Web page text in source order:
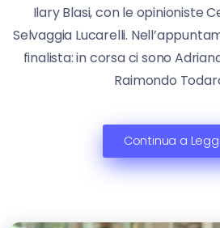
Ilary Blasi, con le opinioniste
Selvaggia Lucarelli.
finalista: in corsa ci sono
Raimondo
Continua a